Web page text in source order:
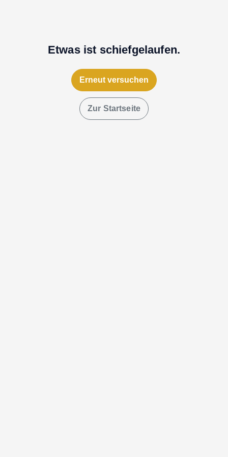
Etwas ist schiefgelaufen.
Erneut versuchen
Zur Startseite